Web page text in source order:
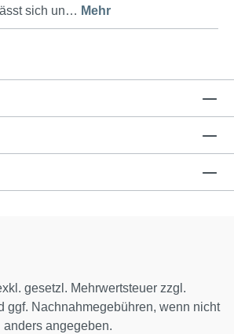
sich un… Mehr
gesetzl. Mehrwertsteuer zzgl.
ggf. Nachnahmegebühren, wenn nicht
anders angegeben.